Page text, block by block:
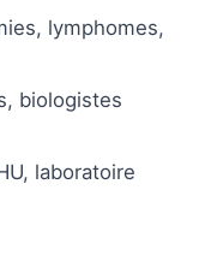
lymphomes,
biologistes
laboratoire